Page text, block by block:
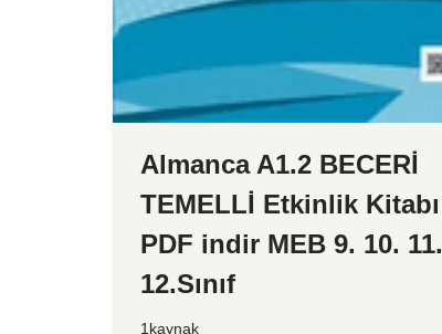
Almanca A1.2 BECERİ
TEMELLİ Etkinlik Kitabı
PDF indir MEB 9. 10. 11.
12.Sınıf
1kaynak